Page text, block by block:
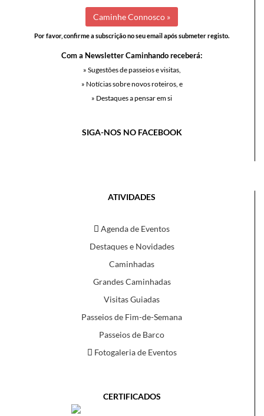
Por favor, confirme a subscrição no seu email após submeter registo.
Com a Newsletter Caminhando receberá:
» Sugestões de passeios e visitas,
» Notícias sobre novos roteiros, e
» Destaques a pensar em si
SIGA-NOS NO FACEBOOK
ATIVIDADES
Agenda de Eventos
Destaques e Novidades
Caminhadas
Grandes Caminhadas
Visitas Guiadas
Passeios de Fim-de-Semana
Passeios de Barco
Fotogaleria de Eventos
CERTIFICADOS